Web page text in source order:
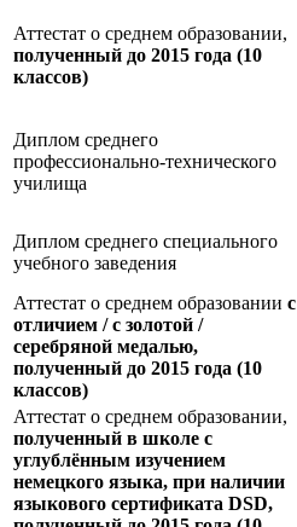
Аттестат о среднем образовании,
полученный до 2015 года (10
классов)
Диплом среднего
профессионально-технического
училища
Диплом среднего специального
учебного заведения
Аттестат о среднем образовании с
отличием / с золотой /
серебряной медалью,
полученный до 2015 года (10
классов)
Аттестат о среднем образовании,
полученный в школе с
углублённым изучением
немецкого языка, при наличии
языкового сертификата DSD,